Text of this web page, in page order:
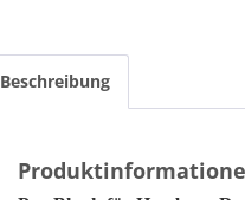
Beschreibung